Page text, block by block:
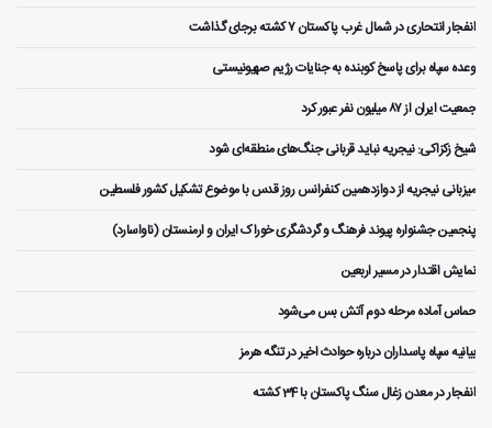
انفجار انتحاری در شمال غرب پاکستان ۷ کشته برجای گذاشت
وعده سپاه برای پاسخ کوبنده به جنایات رژیم صهیونیستی
جمعیت ایران از ۸۷ میلیون نفر عبور کرد
شیخ زکزاکی: نیجریه نباید قربانی جنگ‌های منطقه‌ای شود
میزبانی نیجریه از دوازدهمین کنفرانس روز قدس با موضوع تشکیل کشور فلسطین
پنجمین جشنواره پیوند فرهنگ و گردشگر‌ی خوراک ایران و ارمنستان (ناواسارد)
نمایش اقتدار در مسیر اربعین
حماس آماده مرحله دوم آتش بس می‌شود
بیانیه سپاه پاسداران درباره حوادث اخیر در تنگه هرمز
انفجار در معدن زغال سنگ پاکستان با 34 کشته